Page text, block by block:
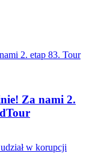
Za nami 2.